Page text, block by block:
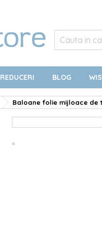
REDUCERI BLOG
Baloane folie mijloace de